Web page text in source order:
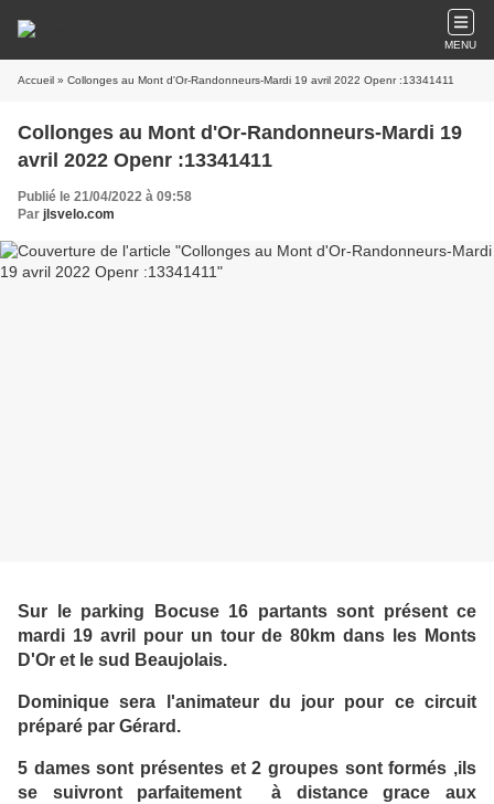
MENU
Accueil » Collonges au Mont d'Or-Randonneurs-Mardi 19 avril 2022 Openr :13341411
Collonges au Mont d'Or-Randonneurs-Mardi 19
avril 2022 Openr :13341411
Publié le 21/04/2022 à 09:58
Par jlsvelo.com
Sur le parking Bocuse 16 partants sont présent ce
mardi 19 avril pour un tour de 80km dans les Monts
D'Or et le sud Beaujolais.
Dominique sera l'animateur du jour pour ce circuit
préparé par Gérard.
5 dames sont présentes et 2 groupes sont formés ,ils
se suivront parfaitement à distance grace aux